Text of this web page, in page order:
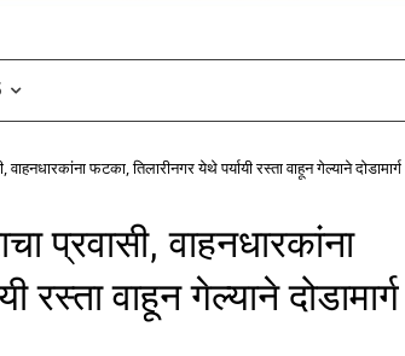
फटका, तिलारीनगर येथे पर्यायी रस्ता वाहून गेल्याने दोडामार्ग
प्रवासी, वाहनधारकांना
रस्ता वाहून गेल्याने दोडामार्ग